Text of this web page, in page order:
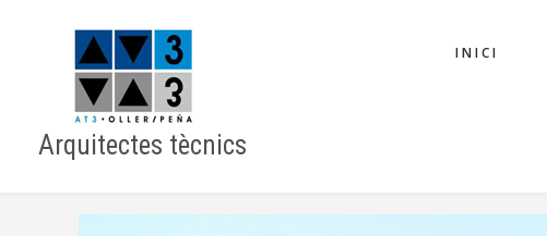
Arquitectes tècnics
NAVIGATION
INICI